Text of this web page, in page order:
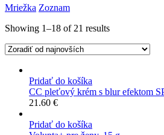
Mriežka Zoznam
Showing 1–18 of 21 results
Pridať do košíka
CC pleťový krém s blur efektom
21.60 €
Pridať do košíka